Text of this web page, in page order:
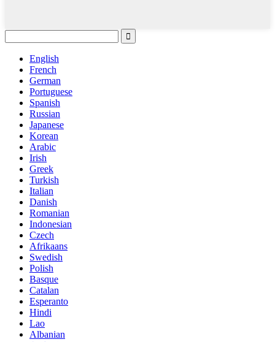
English
French
German
Portuguese
Spanish
Russian
Japanese
Korean
Arabic
Irish
Greek
Turkish
Italian
Danish
Romanian
Indonesian
Czech
Afrikaans
Swedish
Polish
Basque
Catalan
Esperanto
Hindi
Lao
Albanian